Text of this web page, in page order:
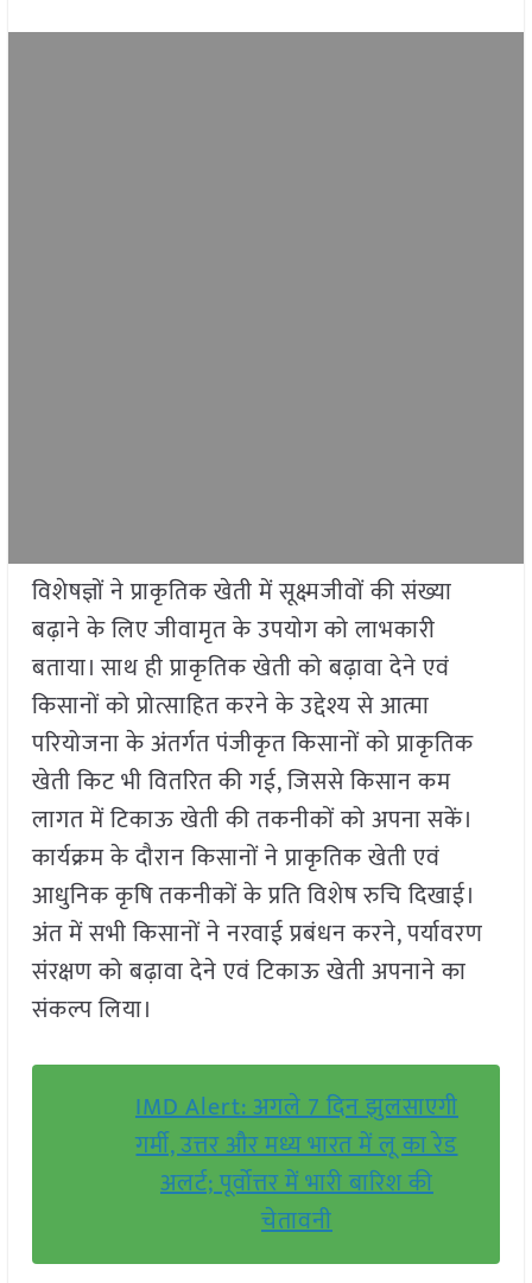
विशेषज्ञों ने प्राकृतिक खेती में सूक्ष्मजीवों की संख्या
बढ़ाने के लिए जीवामृत के उपयोग को लाभकारी
बताया। साथ ही प्राकृतिक खेती को बढ़ावा देने एवं
किसानों को प्रोत्साहित करने के उद्देश्य से आत्मा
परियोजना के अंतर्गत पंजीकृत किसानों को प्राकृतिक
खेती किट भी वितरित की गई, जिससे किसान कम
लागत में टिकाऊ खेती की तकनीकों को अपना सकें।
कार्यक्रम के दौरान किसानों ने प्राकृतिक खेती एवं
आधुनिक कृषि तकनीकों के प्रति विशेष रुचि दिखाई।
अंत में सभी किसानों ने नरवाई प्रबंधन करने, पर्यावरण
संरक्षण को बढ़ावा देने एवं टिकाऊ खेती अपनाने का
संकल्प लिया।
IMD Alert: अगले 7 दिन झुलसाएगी
गर्मी, उत्तर और मध्य भारत में लू का रेड
अलर्ट; पूर्वोत्तर में भारी बारिश की
चेतावनी